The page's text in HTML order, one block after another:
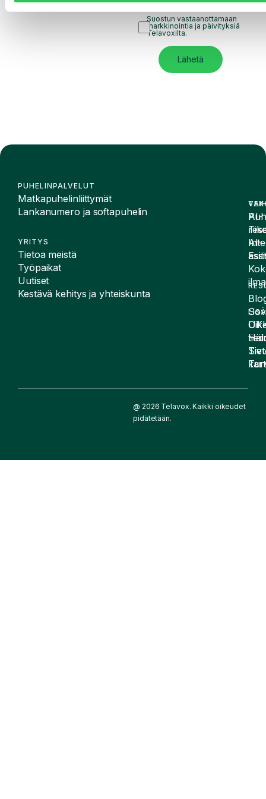
hyväksyn sen ehdot.
Suostun vastaanottamaan
markkinointia ja päivityksiä
Telavoxilta.
Lähetä
PUHELINPALVELUT
Matkapuhelinliittymät
Lankanumero ja softapuhelin
YRITYS
Tietoa meistä
Työpaikat
Uutiset
Kestävä kehitys ja yhteiskunta
AI-
AI-
@ 2026 Telavox. Kaikki oikeudet
pidätetään.